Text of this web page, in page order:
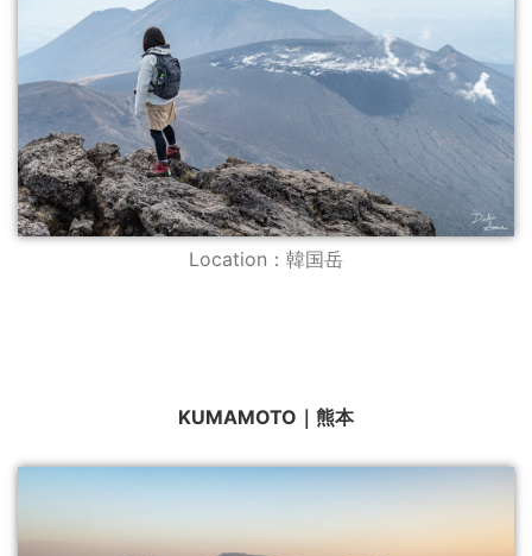
Location：韓国岳
KUMAMOTO｜熊本